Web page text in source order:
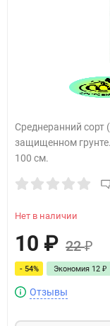
Среднеранний
защищенном
100 см.
Нет в наличии
10 ₽ 22₽
- 54% Экономия 12 ₽
Отзывы